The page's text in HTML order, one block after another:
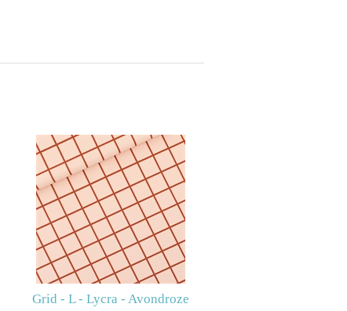
Grid - L - Lycra - Avondroze